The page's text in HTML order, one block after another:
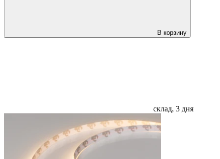
В корзину
склад, 3 дня